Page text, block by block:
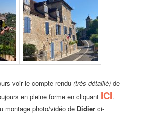
voir le compte-rendu(très détaillé) de
en pleine forme en cliquant ICI.
montage photo/vidéo de Didier ci-